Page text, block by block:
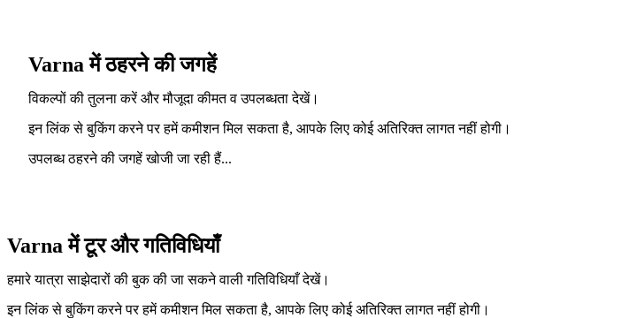
Varna में ठहरने की जगहें
विकल्पों की तुलना करें और मौजूदा कीमत व उपलब्धता देखें।
इन लिंक से बुकिंग करने पर हमें कमीशन मिल सकता है, आपके लिए कोई अतिरिक्त लागत नहीं होगी।
उपलब्ध ठहरने की जगहें खोजी जा रही हैं...
Varna में टूर और गतिविधियाँ
हमारे यात्रा साझेदारों की बुक की जा सकने वाली गतिविधियाँ देखें।
इन लिंक से बुकिंग करने पर हमें कमीशन मिल सकता है, आपके लिए कोई अतिरिक्त लागत नहीं होगी।